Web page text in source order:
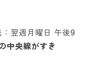
翌週月曜日 午後9
中央線がすき